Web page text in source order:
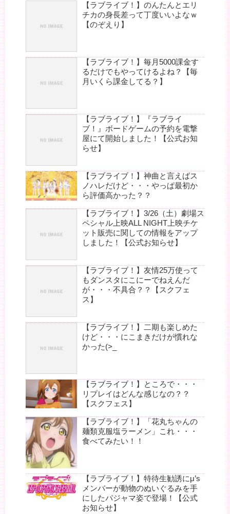
【ラブライブ！】のんたんとエリ
チカの身長差って丁度いいよなｗ
【のぞえり】
【ラブライブ！】毎月5000課金す
るだけでもやってけるよね？【毎
月いくら課金してる？】
【ラブライブ！】『ラブライ
ブ！』ボードゲームの予約を電撃
屋にて開始しました！【公式お知
らせ】
【ラブライブ！】神曲と言えばス
ノハレだけど・・・やっぱ最初か
ら評価高かった？？
【ラブライブ！】3/26（土）劇場ス
ペシャル上映ALL NIGHT上映チケ
ット販売に関しての情報をアップ
しました！【公式お知らせ】
【ラブライブ！】友情25万使って
もダンスタにこにーでねえんだ
が・・・不具合？？【スクフェ
ス】
【ラブライブ！】二期も楽しめた
けど・・・にこまきだけが慣れな
かった(>_
【ラブライブ！】ところで・・・
リプレイはどんな感じなの？？
【スクフェス】
【ラブライブ！】「花丸ちゃんの
麺類克服塩ラーメン」これ・・・
食べてみたい！！
【ラブライブ！】特待生勧誘にμ’s
メンバーが動物のぬいぐるみを手
にしたパジャマ姿で登場！【公式
お知らせ】